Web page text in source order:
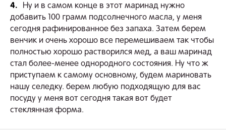
4.
Ну и в самом конце в этот маринад нужно
добавить 100 грамм подсолнечного масла, у меня
сегодня рафинированное без запаха. Затем берем
венчик и очень хорошо все перемешиваем так чтобы
полностью хорошо растворился мед, а ваш маринад
стал более-менее однородного состояния. Ну что ж
приступаем к самому основному, будем мариновать
нашу селедку. берем любую подходящую для вас
посуду у меня вот сегодня такая вот будет
стеклянная форма.